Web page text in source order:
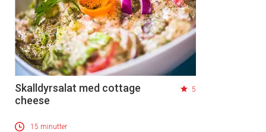
Skalldyrsalat med cottage
cheese
5
15 minutter